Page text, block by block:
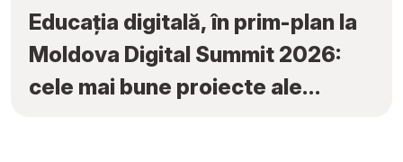
Educația digitală, în prim-plan la
Moldova Digital Summit 2026:
cele mai bune proiecte ale